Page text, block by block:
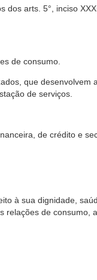
dos arts. 5°, inciso
de consumo.
que desenvolvem
de serviços.
de crédito e
à sua dignidade,
relações de consumo,